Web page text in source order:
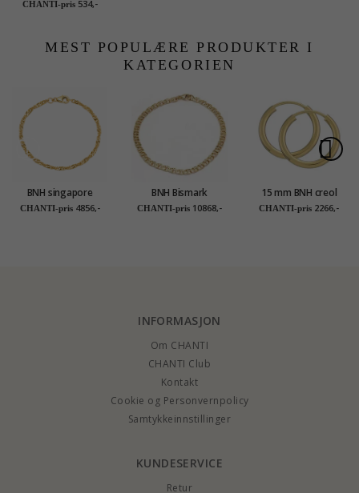
CHANTI-pris 534,-
MEST POPULÆRE PRODUKTER I
KATEGORIEN
BNH singapore
armbånd i 14 karat
CHANTI-pris 4856,-
BNH Bismark
armbånd i 14 karat
CHANTI-pris 10868,-
15 mm BNH creol
øredobber i 14 karat
CHANTI-pris 2266,-
INFORMASJON
Om CHANTI
CHANTI Club
Kontakt
Cookie og Personvernpolicy
Samtykkeinnstillinger
KUNDESERVICE
Retur